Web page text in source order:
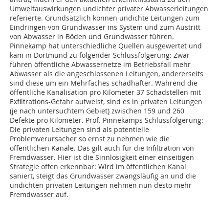
Umweltauswirkungen undichter privater Abwasserleitungen
referierte. Grundsätzlich können undichte Leitungen zum
Eindringen von Grundwasser ins System und zum Austritt
von Abwasser in Böden und Grundwasser führen.
Pinnekamp hat unterschiedliche Quellen ausgewertet und
kam in Dortmund zu folgender Schlussfolgerung: Zwar
führen öffentliche Abwassernetze im Betriebsfall mehr
Abwasser als die angeschlossenen Leitungen, andererseits
sind diese um ein Mehrfaches schadhafter. Während die
öffentliche Kanalisation pro Kilometer 37 Schadstellen mit
Exfiltrations-Gefahr aufweist, sind es in privaten Leitungen
(je nach untersuchtem Gebiet) zwischen 159 und 260
Defekte pro Kilometer. Prof. Pinnekamps Schlussfolgerung:
Die privaten Leitungen sind als potentielle
Problemverursacher so ernst zu nehmen wie die
öffentlichen Kanäle. Das gilt auch für die Infiltration von
Fremdwasser. Hier ist die Sinnlosigkeit einer einseitigen
Strategie offen erkennbar: Wird im öffentlichen Kanal
saniert, steigt das Grundwasser zwangsläufig an und die
undichten privaten Leitungen nehmen nun desto mehr
Fremdwasser auf.